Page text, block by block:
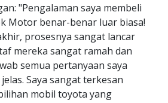
"Pengalaman saya membeli
Motor benar-benar luar biasa!
prosesnya sangat lancar
mereka sangat ramah dan
semua pertanyaan saya
Saya sangat terkesan
mobil toyota yang